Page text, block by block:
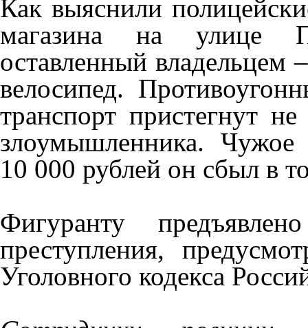
Как выяснили
магазина на улице
оставленный
велосипед.
транспорт пристегнут
злоумышленника.
10 000 рублей он сбыл в
Фигуранту
преступления,
Уголовного кодекса